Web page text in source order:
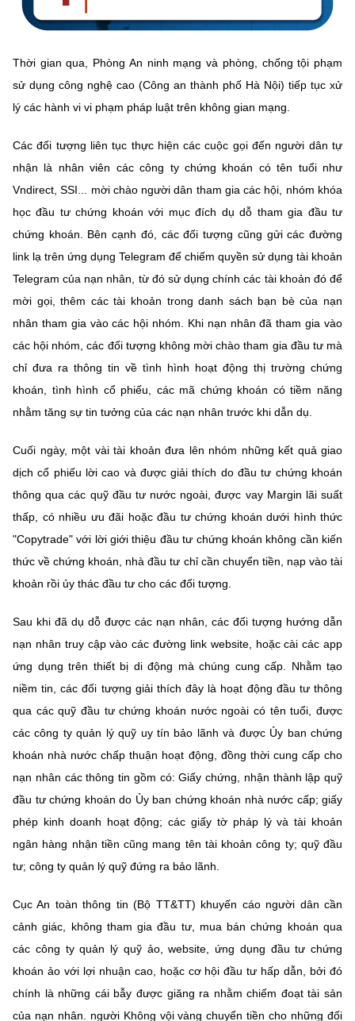
Thời gian qua, Phòng An ninh mạng và phòng, chống tội phạm
sử dụng công nghệ cao (Công an thành phố Hà Nội) tiếp tục xử
lý các hành vi vi phạm pháp luật trên không gian mạng.
Các đối tượng liên tục thực hiện các cuộc gọi đến người dân tự
nhận là nhân viên các công ty chứng khoán có tên tuổi như
Vndirect, SSI... mời chào người dân tham gia các hội, nhóm khóa
học đầu tư chứng khoán với mục đích dụ dỗ tham gia đầu tư
chứng khoán. Bên cạnh đó, các đối tượng cũng gửi các đường
link lạ trên ứng dụng Telegram để chiếm quyền sử dụng tài khoản
Telegram của nạn nhân, từ đó sử dụng chính các tài khoản đó để
mời gọi, thêm các tài khoản trong danh sách bạn bè của nạn
nhân tham gia vào các hội nhóm. Khi nạn nhân đã tham gia vào
các hội nhóm, các đối tượng không mời chào tham gia đầu tư mà
chỉ đưa ra thông tin về tình hình hoạt động thị trường chứng
khoán, tình hình cổ phiếu, các mã chứng khoán có tiềm năng
nhằm tăng sự tin tưởng của các nạn nhân trước khi dẫn dụ.
Cuối ngày, một vài tài khoản đưa lên nhóm những kết quả giao
dịch cổ phiếu lời cao và được giải thích do đầu tư chứng khoán
thông qua các quỹ đầu tư nước ngoài, được vay Margin lãi suất
thấp, có nhiều ưu đãi hoặc đầu tư chứng khoán dưới hình thức
"Copytrade" với lời giới thiệu đầu tư chứng khoán không cần kiến
thức về chứng khoán, nhà đầu tư chỉ cần chuyển tiền, nạp vào tài
khoản rồi ủy thác đầu tư cho các đối tượng.
Sau khi đã dụ dỗ được các nạn nhân, các đối tượng hướng dẫn
nạn nhân truy cập vào các đường link website, hoặc cài các app
ứng dụng trên thiết bị di động mà chúng cung cấp. Nhằm tạo
niềm tin, các đối tượng giải thích đây là hoạt động đầu tư thông
qua các quỹ đầu tư chứng khoán nước ngoài có tên tuổi, được
các công ty quản lý quỹ uy tín bảo lãnh và được Ủy ban chứng
khoán nhà nước chấp thuận hoạt động, đồng thời cung cấp cho
nạn nhân các thông tin gồm có: Giấy chứng, nhận thành lập quỹ
đầu tư chứng khoán do Ủy ban chứng khoán nhà nước cấp; giấy
phép kinh doanh hoạt động; các giấy tờ pháp lý và tài khoản
ngân hàng nhận tiền cũng mang tên tài khoản công ty; quỹ đầu
tư; công ty quản lý quỹ đứng ra bảo lãnh.
Cục An toàn thông tin (Bộ TT&TT) khuyến cáo người dân cần
cảnh giác, không tham gia đầu tư, mua bán chứng khoán qua
các công ty quản lý quỹ ảo, website, ứng dụng đầu tư chứng
khoán ảo với lợi nhuận cao, hoặc cơ hội đầu tư hấp dẫn, bởi đó
chính là những cái bẫy được giăng ra nhằm chiếm đoạt tài sản
của nạn nhân. người Không vội vàng chuyển tiền cho những đối